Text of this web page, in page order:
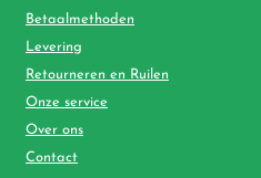
Betaalmethoden
Levering
Retourneren en Ruilen
Onze service
Over ons
Contact